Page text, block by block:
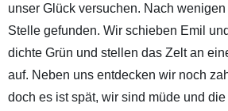
unser Glück versuchen. Nach
Stelle gefunden. Wir schieben Emil
dichte Grün und stellen das Zelt an
auf. Neben uns entdecken wir noch
doch es ist spät, wir sind müde und